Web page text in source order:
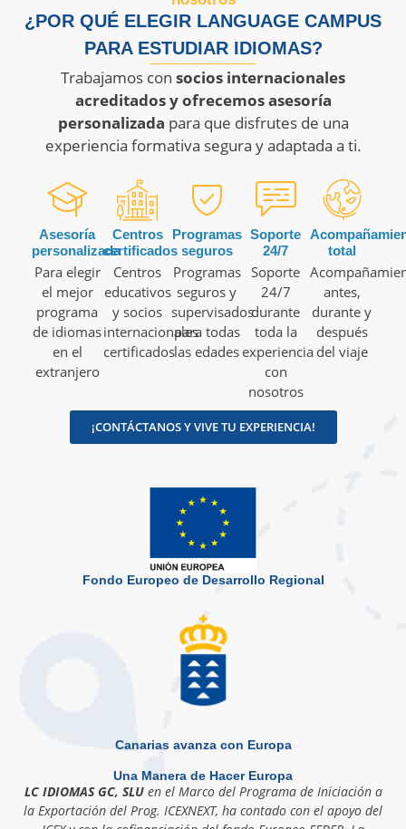
¿POR QUÉ ELEGIR LANGUAGE CAMPUS
PARA ESTUDIAR IDIOMAS?
Trabajamos con socios internacionales
acreditados y ofrecemos asesoría
personalizada para que disfrutes de una
experiencia formativa segura y adaptada a ti.
Asesoría
personalizada
Para elegir
el mejor
programa
de idiomas
en el
extranjero
Centros
certificados
Centros
educativos
y socios
internacionales
certificados
Programas
seguros
Programas
seguros y
supervisados
para todas
las edades
Soporte
24/7
Soporte
24/7
durante
toda la
experiencia
con
nosotros
total
antes,
durante y
después
del viaje
¡CONTÁCTANOS Y VIVE TU EXPERIENCIA!
Fondo Europeo de Desarrollo Regional
Canarias avanza con Europa
Una Manera de Hacer Europa
LC IDIOMAS GC, SLUen el Marco del Programa de Iniciación a
la Exportación del Prog. ICEXNEXT, ha contado con el apoyo del